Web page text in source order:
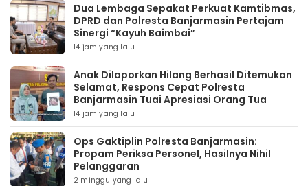
Dua Lembaga Sepakat Perkuat Kamtibmas,
DPRD dan Polresta Banjarmasin Pertajam
Sinergi “Kayuh Baimbai”
14 jam yang lalu
Anak Dilaporkan Hilang Berhasil Ditemukan
Selamat, Respons Cepat Polresta
Banjarmasin Tuai Apresiasi Orang Tua
14 jam yang lalu
Ops Gaktiplin Polresta Banjarmasin:
Propam Periksa Personel, Hasilnya Nihil
Pelanggaran
2 minggu yang lalu